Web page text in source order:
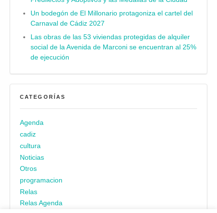
Un bodegón de El Millonario protagoniza el cartel del
Carnaval de Cádiz 2027
Las obras de las 53 viviendas protegidas de alquiler
social de la Avenida de Marconi se encuentran al 25%
de ejecución
CATEGORÍAS
Agenda
cadiz
cultura
Noticias
Otros
programacion
Relas
Relas Agenda